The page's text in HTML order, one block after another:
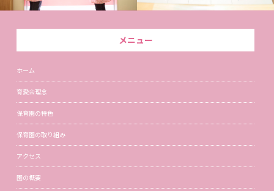
メニュー
ホーム
育愛会理念
保育園の特色
保育園の取り組み
アクセス
園の概要